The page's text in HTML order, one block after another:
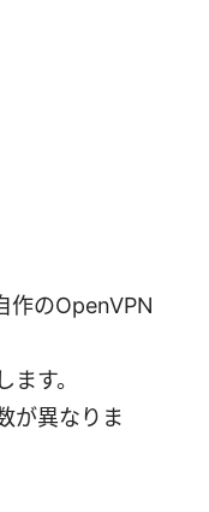
作のOpenVPN
す。
が異なりま